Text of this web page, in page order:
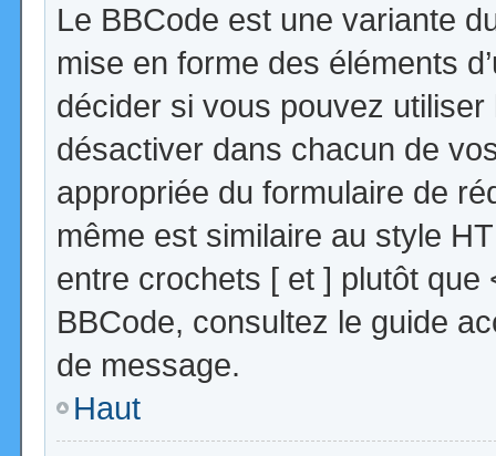
Le BBCode est une variante
mise en forme des éléments
décider si vous pouvez
désactiver dans chacun de
appropriée du formulaire de
même est similaire au style
entre crochets [ et ] plutôt que
BBCode, consultez le guide
de message.
Haut